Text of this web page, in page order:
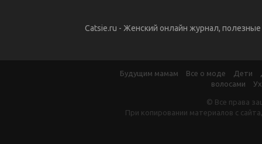
Catsie.ru - Женский онлайн журнал,
Будущим мамам Все о моде Дети
волосами
© Все права
При копировании материалов с